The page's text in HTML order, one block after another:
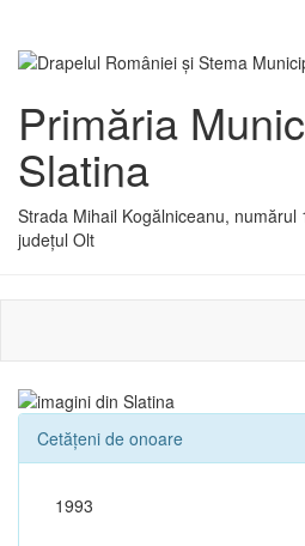
Primăria
Slatina
Strada Mihail Kogălniceanu, numărul
județul Olt
Cetățeni de onoare
1993